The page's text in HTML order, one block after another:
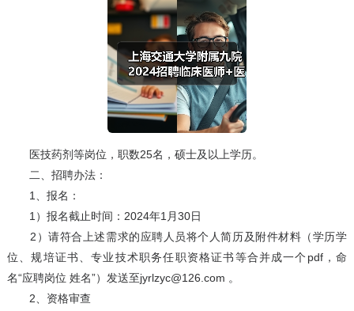
医技药剂等岗位，职数25名，硕士及以上学历。
二、招聘办法：
1、报名：
1）报名截止时间：2024年1月30日
2）请符合上述需求的应聘人员将个人简历及附件材料（学历学
位、规培证书、专业技术职务任职资格证书等合并成一个pdf，命
名“应聘岗位 姓名”）发送至jyrlzyc@126.com 。
2、资格审查